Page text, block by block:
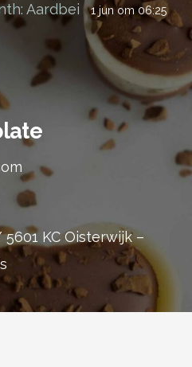
Aardbei 1 jun om 06:25
KC Oisterwijk –